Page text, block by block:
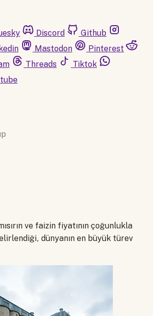
Discord
Github
Mastodon
Pinterest
Threads
Tiktok
ve faizin fiyatının çoğunlukla
dünyanın en büyük türev